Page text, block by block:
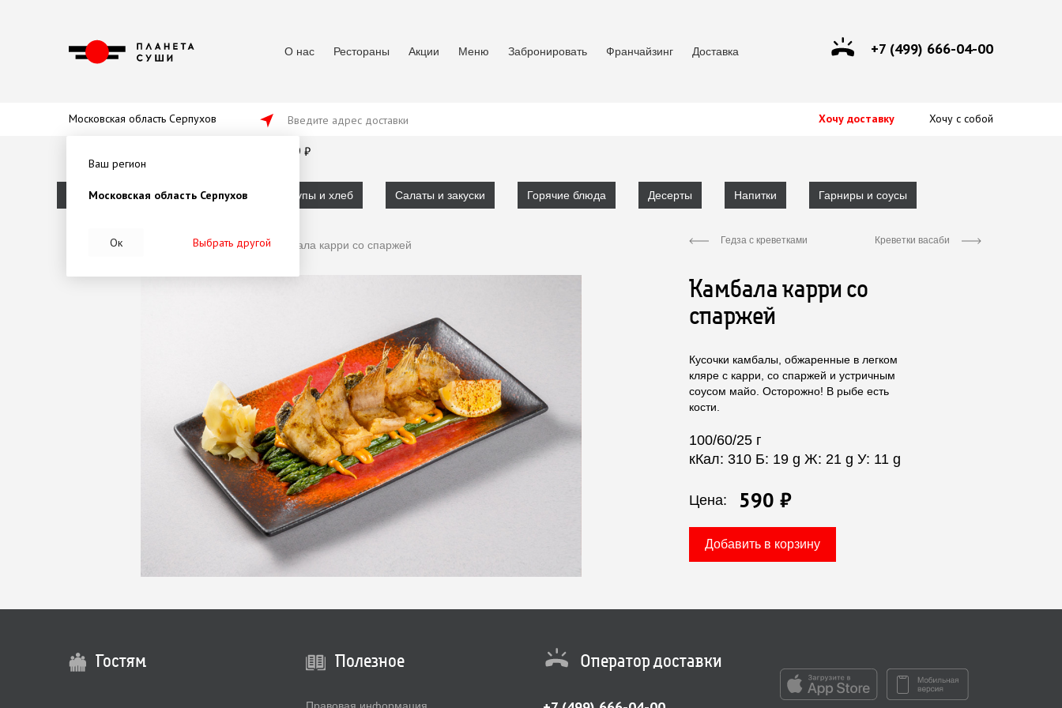
О нас Рестораны Акции Меню Забронировать Франчайзинг Доставка +7 (499) 666-04-00
Московская область Серпухов Введите адрес доставки Хочу доставку Хочу с собой
Ваш регион
Московская область Серпухов
Ок Выбрать другой
179 ₽
Пикник Сеты Роллы Супы и хлеб Салаты и закуски Горячие блюда Десерты Напитки Гарниры и соусы
Главная Салаты и закуски · Камбала карри со спаржей Гедза с креветками Креветки васаби
Камбала карри со
спаржей
Кусочки камбалы, обжаренные в легком
кляре с карри, со спаржей и устричным
соусом майо. Осторожно! В рыбе есть
кости.
100/60/25 г
кКал: 310 Б: 19 g Ж: 21 g У: 11 g
Цена: 590 ₽
Добавить в корзину
Гостям Полезное
Правовая информация
Оператор доставки